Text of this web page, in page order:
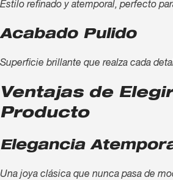
Estilo refinado y atemporal, perfecto
Acabado Pulido
Superficie brillante que realza cada
Ventajas de
Producto
Elegancia
Una joya clásica que nunca pasa de